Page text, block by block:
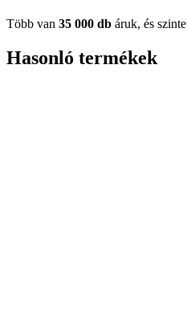
Több van 35 000 db áruk, és szinte
Hasonló termékek